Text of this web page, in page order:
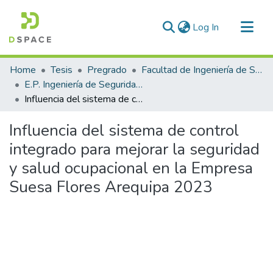
Log In (current)
Communities & Collections
All of DSpace
Statistics
Home Tesis Pregrado
Facultad de Ingeniería de Sistemas
E.P. Ingeniería de Seguridad y Gestión Minera
Influencia del sistema de control integrado para mejorar la seguridad y salud ocupacional en la Empresa Suesa Flores Arequipa 2023
Influencia del sistema de control
integrado para mejorar la seguridad
y salud ocupacional en la Empresa
Suesa Flores Arequipa 2023